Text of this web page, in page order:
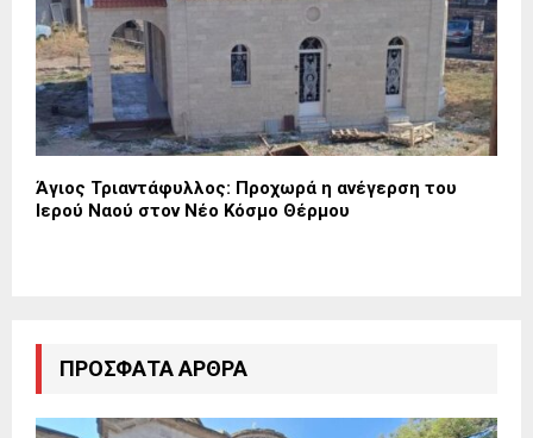
Άγιος Τριαντάφυλλος: Προχωρά η ανέγερση του
Ιερού Ναού στον Νέο Κόσμο Θέρμου
ΠΡΌΣΦΑΤΑ ΆΡΘΡΑ